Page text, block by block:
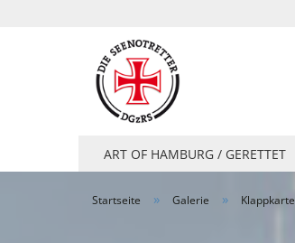
ART OF HAMBURG / GERETTET
Startseite » Galerie » Klappkarte